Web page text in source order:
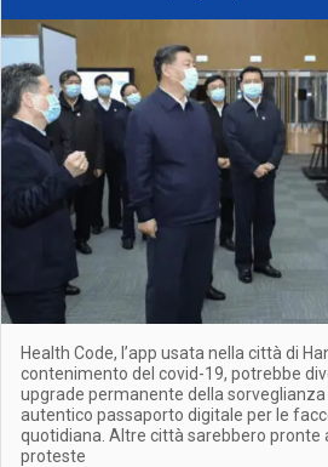
Health Code, l’app usata nella città di
contenimento del covid-19, potrebbe
upgrade permanente della
autentico passaporto digitale per le
quotidiana. Altre città sarebbero pronte
proteste